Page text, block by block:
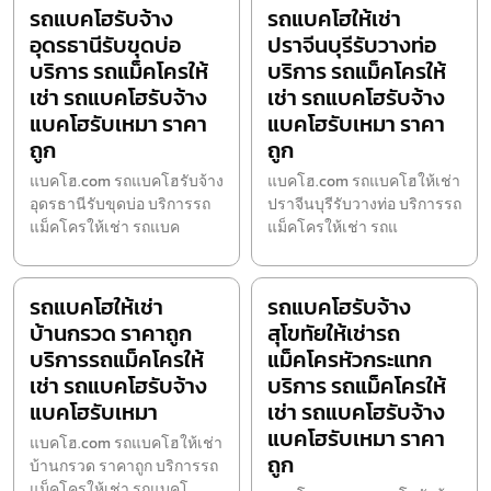
รถแบคโฮรับจ้าง
อุดรธานีรับขุดบ่อ
บริการ รถแม็คโครให้
เช่า รถแบคโฮรับจ้าง
แบคโฮรับเหมา ราคา
ถูก
แบคโฮ.com รถแบคโฮรับจ้าง
อุดรธานีรับขุดบ่อ บริการรถ
แม็คโครให้เช่า รถแบค
รถแบคโฮให้เช่า
ปราจีนบุรีรับวางท่อ
บริการ รถแม็คโครให้
เช่า รถแบคโฮรับจ้าง
แบคโฮรับเหมา ราคา
ถูก
แบคโฮ.com รถแบคโฮให้เช่า
ปราจีนบุรีรับวางท่อ บริการรถ
แม็คโครให้เช่า รถแ
รถแบคโฮให้เช่า
บ้านกรวด ราคาถูก
บริการรถแม็คโครให้
เช่า รถแบคโฮรับจ้าง
แบคโฮรับเหมา
แบคโฮ.com รถแบคโฮให้เช่า
บ้านกรวด ราคาถูก บริการรถ
รถแบคโฮรับจ้าง
สุโขทัยให้เช่ารถ
แม็คโครหัวกระแทก
บริการ รถแม็คโครให้
เช่า รถแบคโฮรับจ้าง
แบคโฮรับเหมา ราคา
ถูก